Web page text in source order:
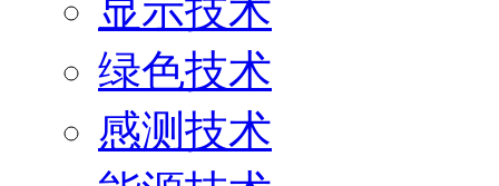
显示技术
绿色技术
感测技术